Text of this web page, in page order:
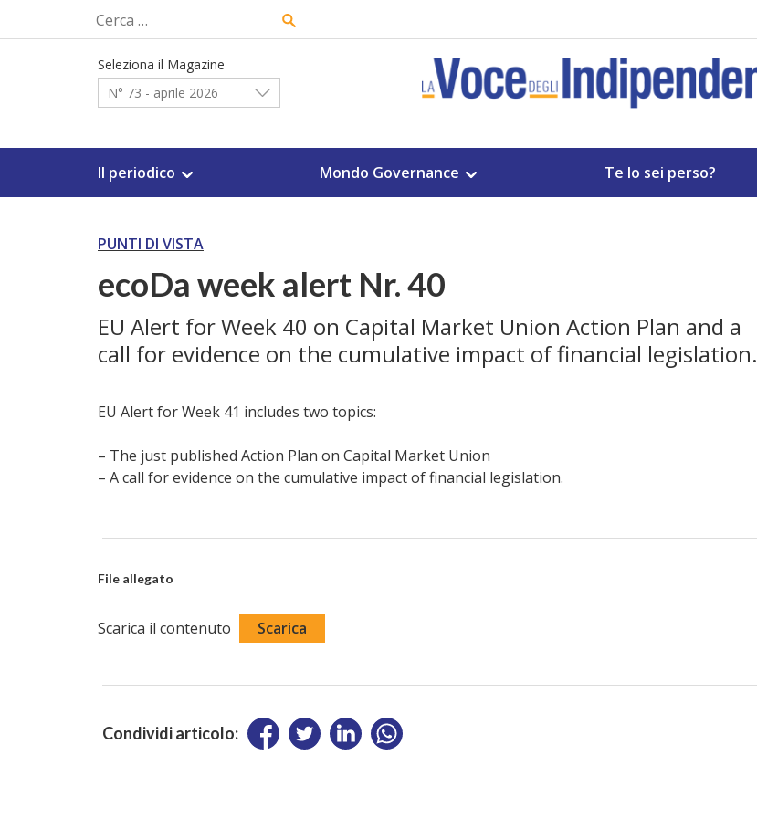
Ricerca
per:
Seleziona il Magazine
N° 73 - aprile 2026
Il periodico Mondo Governance Te lo sei perso?
PUNTI DI VISTA
ecoDa week alert Nr. 40
EU Alert for Week 40 on Capital Market Union Action Plan and a
call for evidence on the cumulative impact of financial legislation.
EU Alert for Week 41 includes two topics:
– The just published Action Plan on Capital Market Union
– A call for evidence on the cumulative impact of financial legislation.
File allegato
Scarica il contenuto Scarica
Condividi articolo: